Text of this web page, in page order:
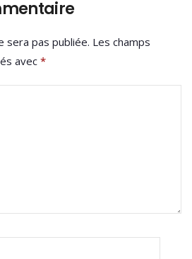
sera pas publiée. Les champs
avec *